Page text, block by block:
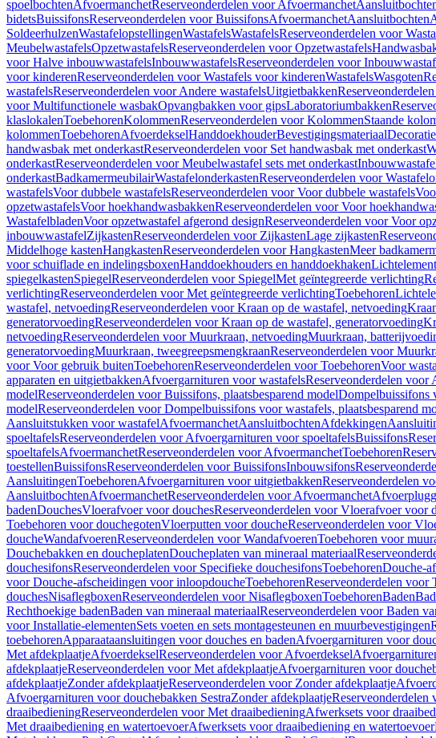
spoelbochtenAfvoermanchetReserveonderdelen voor Afvoermanchet
bidetsBuissifonsReserveonderdelen voor BuissifonsAfvoermanchetAansluitbochten
SoldeerhulzenWastafelopstellingenWastafelsWastafelsReserveonderdelen voor
MeubelwastafelsOpzetwastafelsReserveonderdelen voor Opzetwastafels
voor Halve inbouwwastafelsInbouwwastafelsReserveonderdelen voor
voor kinderenReserveonderdelen voor Wastafels voor kinderenWastafelsWasgoten
wastafelsReserveonderdelen voor Andere wastafelsUitgietbakken
voor Multifunctionele wasbakOpvangbakken voor gipsLaboratoriumbakken
klaslokalenToebehorenKolommenReserveonderdelen voor KolommenStaande
kolommenToebehorenAfvoerdekselHanddoekhouderBevestigingsmateriaal
handwasbak met onderkastReserveonderdelen voor Set handwasbak met onderkast
onderkastReserveonderdelen voor Meubelwastafel sets met onderkast
onderkastBadkamermeubilairWastafelonderkastenReserveonderdelen voor
wastafelsVoor dubbele wastafelsReserveonderdelen voor Voor dubbele wastafels
opzetwastafelsVoor hoekhandwasbakkenReserveonderdelen voor Voor
WastafelbladenVoor opzetwastafel afgerond designReserveonderdelen voor Voor
inbouwwastafelZijkastenReserveonderdelen voor ZijkastenLage zijkasten
Middelhoge kastenHangkastenReserveonderdelen voor HangkastenMeer
voor schuiflade en indelingsboxenHanddoekhouders en handdoekhaken
spiegelkastenSpiegelReserveonderdelen voor SpiegelMet geïntegreerde verlichting
verlichtingReserveonderdelen voor Met geïntegreerde verlichtingToebehoren
wastafel, netvoedingReserveonderdelen voor Kraan op de wastafel, netvoeding
generatorvoedingReserveonderdelen voor Kraan op de wastafel, generatorvoeding
netvoedingReserveonderdelen voor Muurkraan, netvoedingMuurkraan,
generatorvoedingMuurkraan, tweegreepsmengkraanReserveonderdelen voor
voor Voor gebruik buitenToebehorenReserveonderdelen voor ToebehorenVoor
apparaten en uitgietbakkenAfvoergarnituren voor wastafelsReserveonderdelen voor
modelReserveonderdelen voor Buissifons, plaatsbesparend modelDompelbuissifons
modelReserveonderdelen voor Dompelbuissifons voor wastafels, plaatsbesparend
Aansluitstukken voor wastafelAfvoermanchetAansluitbochtenAfdekkingen
spoeltafelsReserveonderdelen voor Afvoergarnituren voor spoeltafelsBuissifons
spoeltafelsAfvoermanchetReserveonderdelen voor AfvoermanchetToebehoren
toestellenBuissifonsReserveonderdelen voor BuissifonsInbouwsifons
AansluitingenToebehorenAfvoergarnituren voor uitgietbakkenReserveonderdelen
AansluitbochtenAfvoermanchetReserveonderdelen voor Afvoermanchet
badenDouchesVloerafvoer voor douchesReserveonderdelen voor Vloerafvoer voor
Toebehoren voor douchegotenVloerputten voor doucheReserveonderdelen voor
doucheWandafvoerenReserveonderdelen voor WandafvoerenToebehoren voor
Douchebakken en doucheplatenDoucheplaten van mineraal materiaal
douchesifonsReserveonderdelen voor Specifieke douchesifonsToebehorenDouche-
voor Douche-afscheidingen voor inloopdoucheToebehorenReserveonderdelen voor
douchesNisaflegboxenReserveonderdelen voor NisaflegboxenToebehorenBaden
Rechthoekige badenBaden van mineraal materiaalReserveonderdelen voor Baden
voor Installatie-elementenSets voeten en sets montagesteunen en muurbevestigingen
toebehorenApparaataansluitingen voor douches en badenAfvoergarnituren voor
Met afdekplaatjeAfvoerdekselReserveonderdelen voor Afvoerdeksel
afdekplaatjeReserveonderdelen voor Met afdekplaatjeAfvoergarnituren voor
afdekplaatjeZonder afdekplaatjeReserveonderdelen voor Zonder afdekplaatje
Afvoergarnituren voor douchebakken SestraZonder afdekplaatjeReserveonderdelen
draaibedieningReserveonderdelen voor Met draaibedieningAfwerksets voor
Met draaibediening en watertoevoerAfwerksets voor draaibediening en watertoevoer